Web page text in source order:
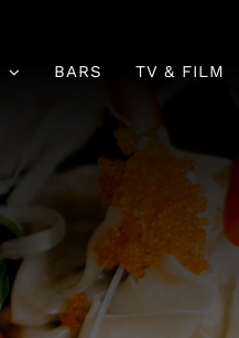
BARS TV & FILM